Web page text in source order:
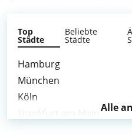
Top
Städte
Beliebte
Städte
Hamburg
München
Köln
Alle